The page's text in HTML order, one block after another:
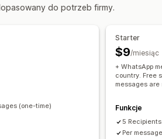
do potrzeb firmy.
(one-time)
Starter
$9/miesiąc
+ WhatsApp
country. Free
messages
Funkcje
5 Recipients
Per